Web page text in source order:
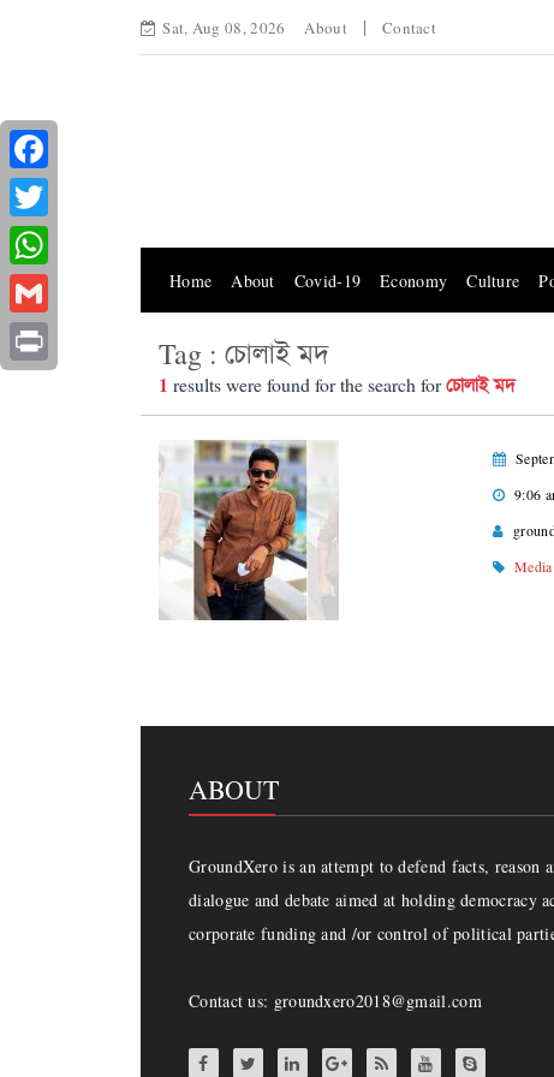
Sat, Aug 08, 2026 About Contact
Home About Covid-19 Economy Culture
Tag : চোলাই মদ
1 results were found for the search forচোলাই মদ
9:06
ABOUT
GroundXero is an attempt to defend facts, reason
dialogue and debate aimed at holding
corporate funding and /or control of political
Contact us: groundxero2018@gmail.com
Facebook
Twitter
WhatsApp
Gmail